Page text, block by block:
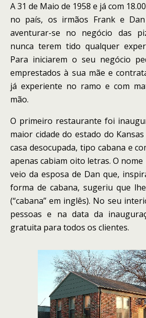
A 31 de Maio de 1958 e já com
no país, os irmãos Frank e Dan
aventurar-se no negócio das
nunca terem tido qualquer
Para iniciarem o seu negócio
emprestados à sua mãe e
já experiente no ramo e com
mão.
O primeiro restaurante foi
maior cidade do estado do
casa desocupada, tipo cabana e
apenas cabiam oito letras. O
veio da esposa de Dan que,
forma de cabana, sugeriu que lhe
(“cabana” em inglês). No seu
pessoas e na data da
gratuita para todos os clientes.